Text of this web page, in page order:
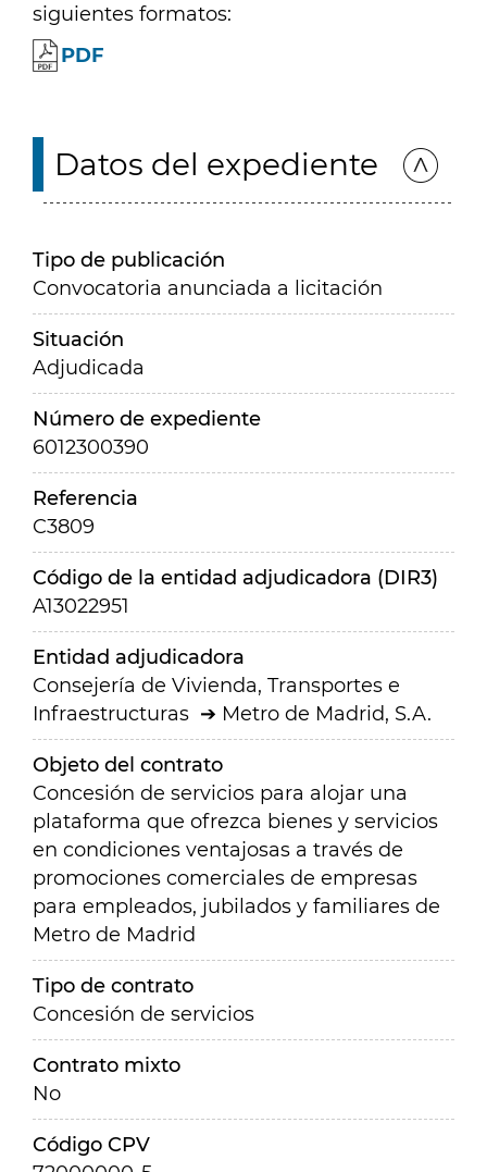
siguientes formatos:
PDF
Datos del expediente
Tipo de publicación
Convocatoria anunciada a licitación
Situación
Adjudicada
Número de expediente
6012300390
Referencia
C3809
Código de la entidad adjudicadora (DIR3)
A13022951
Entidad adjudicadora
Consejería de Vivienda, Transportes e
Infraestructuras
Metro de Madrid, S.A.
Objeto del contrato
Concesión de servicios para alojar una
plataforma que ofrezca bienes y servicios
en condiciones ventajosas a través de
promociones comerciales de empresas
para empleados, jubilados y familiares de
Metro de Madrid
Tipo de contrato
Concesión de servicios
Contrato mixto
No
Código CPV